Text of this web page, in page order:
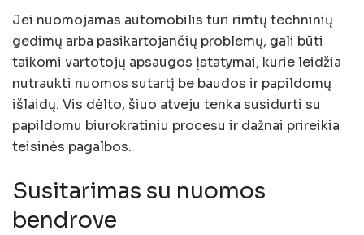
Jei nuomojamas automobilis turi rimtų techninių
gedimų arba pasikartojančių problemų, gali būti
taikomi vartotojų apsaugos įstatymai, kurie leidžia
nutraukti nuomos sutartį be baudos ir papildomų
išlaidų. Vis dėlto, šiuo atveju tenka susidurti su
papildomu biurokratiniu procesu ir dažnai prireikia
teisinės pagalbos.
Susitarimas su nuomos
bendrove